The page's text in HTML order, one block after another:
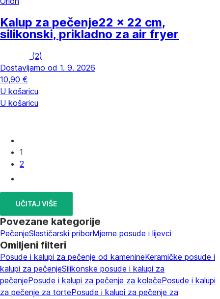
Kalup za pečenje22 x 22 cm,
silikonski, prikladno za air fryer
(2)
Dostavljamo od 1. 9. 2026
10,90 €
U košaricu
U košaricu
1
2
UČITAJ VIŠE
Povezane kategorije
PečenjeSlastičarski priborMjerne posude i lijevci
Omiljeni filteri
Posude i kalupi za pečenje od kamenineKeramičke posude i
kalupi za pečenjeSilikonske posude i kalupi za
pečenjePosude i kalupi za pečenje za kolačePosude i kalupi
za pečenje za tortePosude i kalupi za pečenje za